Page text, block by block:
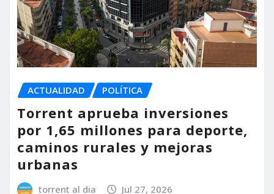
ACTUALIDAD POLÍTICA
Torrent aprueba inversiones
por 1,65 millones para deporte,
caminos rurales y mejoras
urbanas
torrent al dia Jul 27, 2026